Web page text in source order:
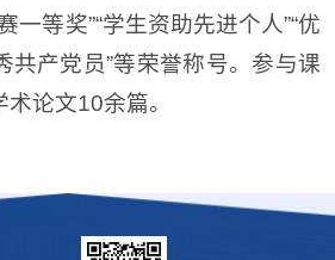
一等奖”“学生资助先进个人”“优
共产党员”等荣誉称号。参与课
论文10余篇。